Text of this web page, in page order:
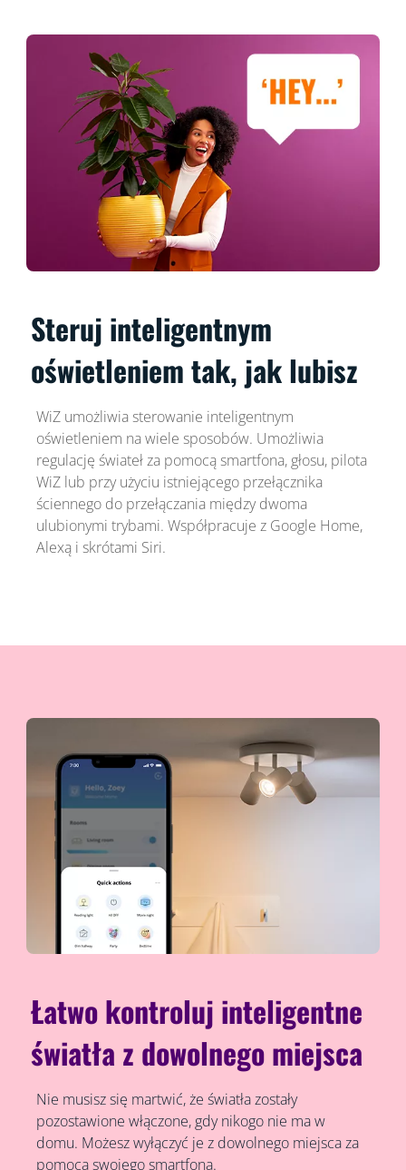
Steruj inteligentnym
oświetleniem tak, jak lubisz
WiZ umożliwia sterowanie inteligentnym
oświetleniem na wiele sposobów. Umożliwia
regulację świateł za pomocą smartfona, głosu, pilota
WiZ lub przy użyciu istniejącego przełącznika
ściennego do przełączania między dwoma
ulubionymi trybami. Współpracuje z Google Home,
Alexą i skrótami Siri.
Łatwo kontroluj inteligentne
światła z dowolnego miejsca
Nie musisz się martwić, że światła zostały
pozostawione włączone, gdy nikogo nie ma w
domu. Możesz wyłączyć je z dowolnego miejsca za
pomocą swojego smartfona.